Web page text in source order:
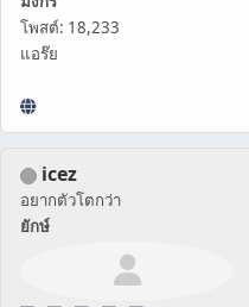
โพสต์: 18,233
แอร๊ย
icez
อยากตัวโตกว่า
ยักษ์